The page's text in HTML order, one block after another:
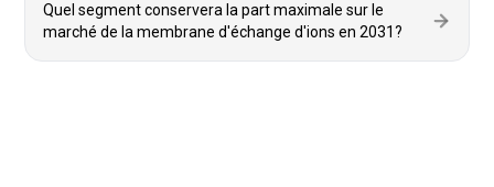
Quel segment conservera la part maximale sur le
marché de la membrane d'échange d'ions en 2031?